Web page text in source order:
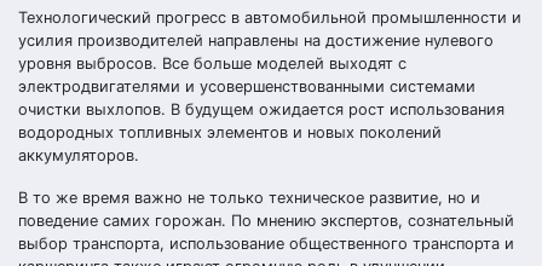
Технологический прогресс в автомобильной промышленности и
усилия производителей направлены на достижение нулевого
уровня выбросов. Все больше моделей выходят с
электродвигателями и усовершенствованными системами
очистки выхлопов. В будущем ожидается рост использования
водородных топливных элементов и новых поколений
аккумуляторов.
В то же время важно не только техническое развитие, но и
поведение самих горожан. По мнению экспертов, сознательный
выбор транспорта, использование общественного транспорта и